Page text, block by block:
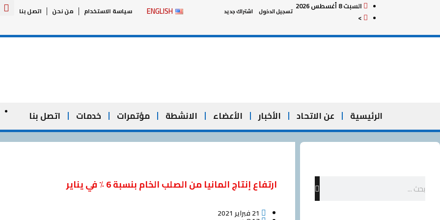
السبت 8 أغسطس 2026
>
تسجيل الدخول اشتراك جديد ENGLISH سياسة الاستخدام من نحن اتصل بنا
Y
o
t
الرئيسية عن الاتحاد الأخبار الأعضاء الانشطة مؤتمرات خدمات اتصل بنا
ارتفاع إنتاج المانيا من الصلب الخام بنسبة 6 ٪ في يناير
21 فبراير 2021